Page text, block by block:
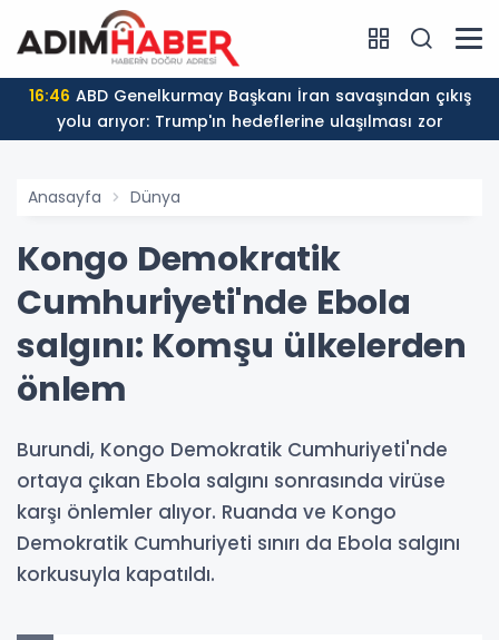
16:46
yolu arıyor: Trump'ın hedeflerine ulaşılması zor
Anasayfa Dünya
Kongo Demokratik
Cumhuriyeti'nde Ebola
salgını: Komşu ülkelerden
önlem
Burundi, Kongo Demokratik Cumhuriyeti'nde
ortaya çıkan Ebola salgını sonrasında virüse
karşı önlemler alıyor. Ruanda ve Kongo
Demokratik Cumhuriyeti sınırı da Ebola salgını
korkusuyla kapatıldı.